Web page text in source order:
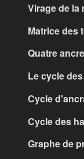
Virage de la
Matrice des
Quatre
Le cycle
Cycle
Cycle des
Graphe de